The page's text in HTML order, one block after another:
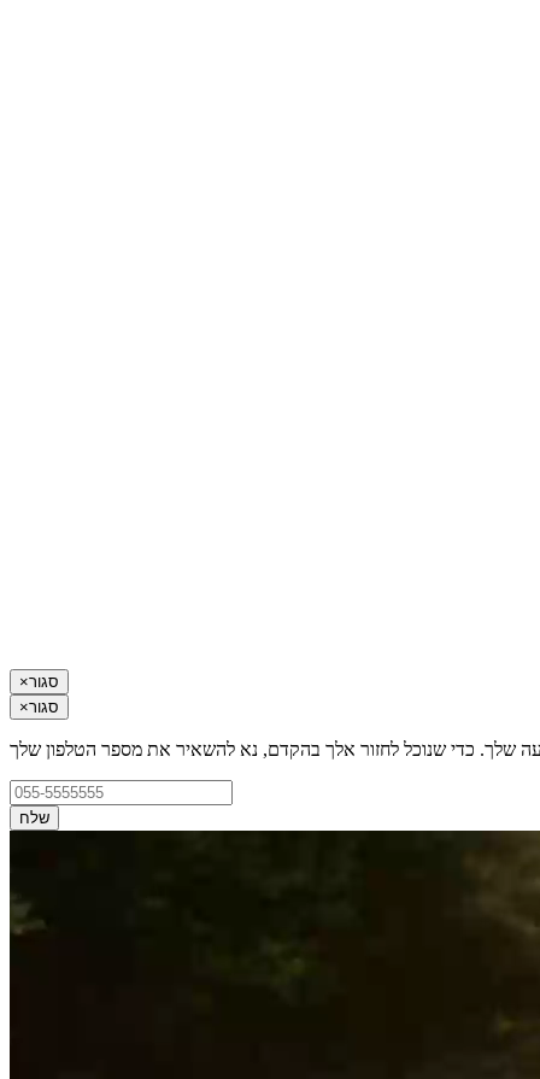
×סגור
×סגור
שלך. כדי שנוכל לחזור אלך בהקדם, נא להשאיר את מספר הטלפון שלך
שלח